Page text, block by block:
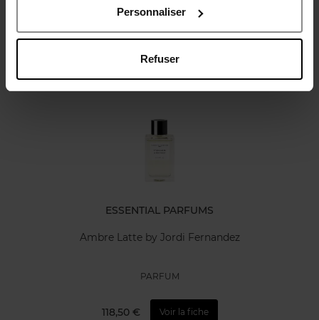
Personnaliser
Refuser
Politique relative aux avis des clients
Oublié quelque chose ?
ESSENTIAL PARFUMS
Ambre Latte by Jordi Fernandez
PARFUM
118,50 € Voir la fiche